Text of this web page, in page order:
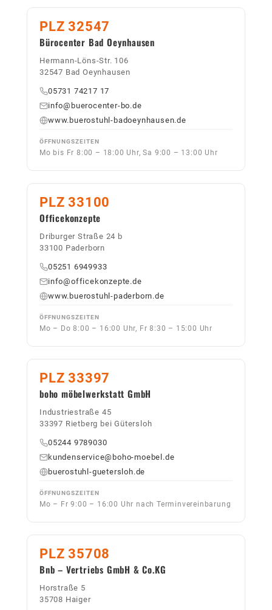
PLZ 32547
Bürocenter Bad Oeynhausen
Hermann-Löns-Str. 106
32547 Bad Oeynhausen
05731 74217 17
info@buerocenter-bo.de
www.buerostuhl-badoeynhausen.de
ÖFFNUNGSZEITEN
Mo bis Fr 8:00 – 18:00 Uhr, Sa 9:00 – 13:00 Uhr
PLZ 33100
Officekonzepte
Driburger Straße 24 b
33100 Paderborn
05251 6949933
info@officekonzepte.de
www.buerostuhl-paderborn.de
ÖFFNUNGSZEITEN
Mo – Do 8:00 – 16:00 Uhr, Fr 8:30 – 15:00 Uhr
PLZ 33397
boho möbelwerkstatt GmbH
Industriestraße 45
33397 Rietberg bei Gütersloh
05244 9789030
kundenservice@boho-moebel.de
buerostuhl-guetersloh.de
ÖFFNUNGSZEITEN
Mo – Fr 9:00 – 16:00 Uhr nach Terminvereinbarung
PLZ 35708
Bnb – Vertriebs GmbH & Co.KG
Horstraße 5
35708 Haiger